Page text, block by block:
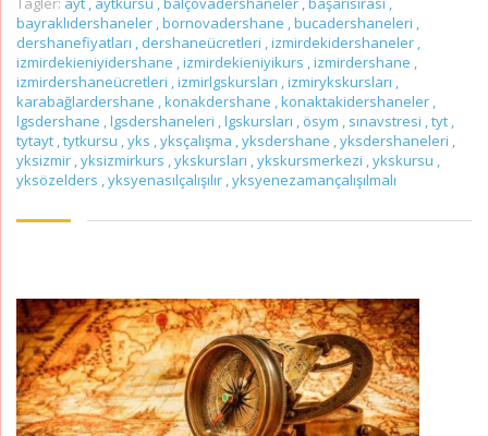
bayraklıdershaneler ,bornovadershane ,bucadershaneleri ,
dershanefiyatları , dershaneücretleri ,izmirdekidershaneler ,
izmirdekieniyidershane ,izmirdekieniyikurs ,izmirdershane ,
izmirdershaneücretleri ,izmirlgskursları ,izmirykskursları ,
karabağlardershane ,konakdershane ,konaktakidershaneler ,
lgsdershane ,lgsdershaneleri ,lgskursları , ösym , sınavstresi ,tyt ,
tytayt ,tytkursu ,yks ,yksçalışma ,yksdershane ,yksdershaneleri ,
yksizmir ,yksizmirkurs ,ykskursları ,ykskursmerkezi ,ykskursu ,
yksözelders ,yksyenasılçalışılır ,yksyenezamançalışılmalı